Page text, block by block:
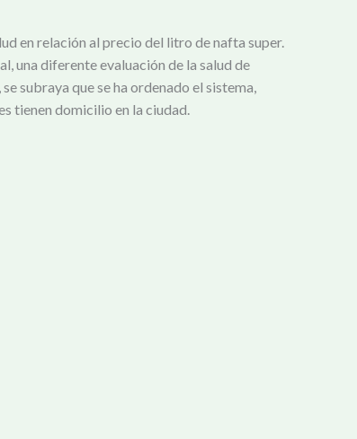
en relación al precio del litro de nafta super.
una diferente evaluación de la salud de
subraya que se ha ordenado el sistema,
tienen domicilio en la ciudad.